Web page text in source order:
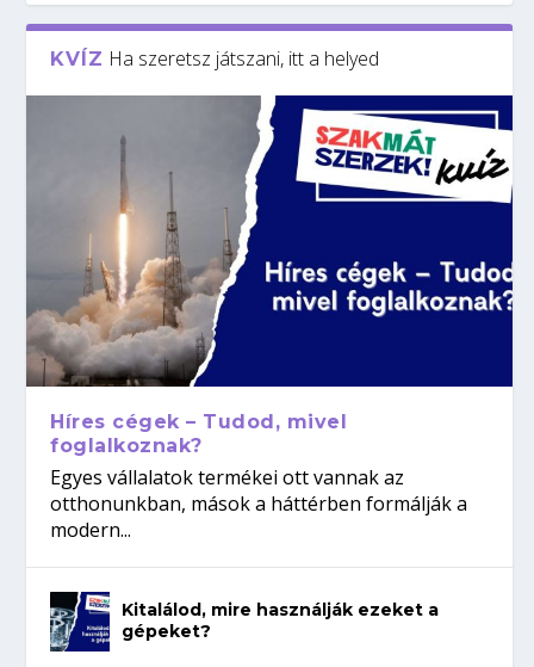
KVÍZ Ha szeretsz játszani, itt a helyed
Híres cégek – Tudod, mivel
foglalkoznak?
Egyes vállalatok termékei ott vannak az
otthonunkban, mások a háttérben formálják a
modern...
Kitalálod, mire használják ezeket a
gépeket?